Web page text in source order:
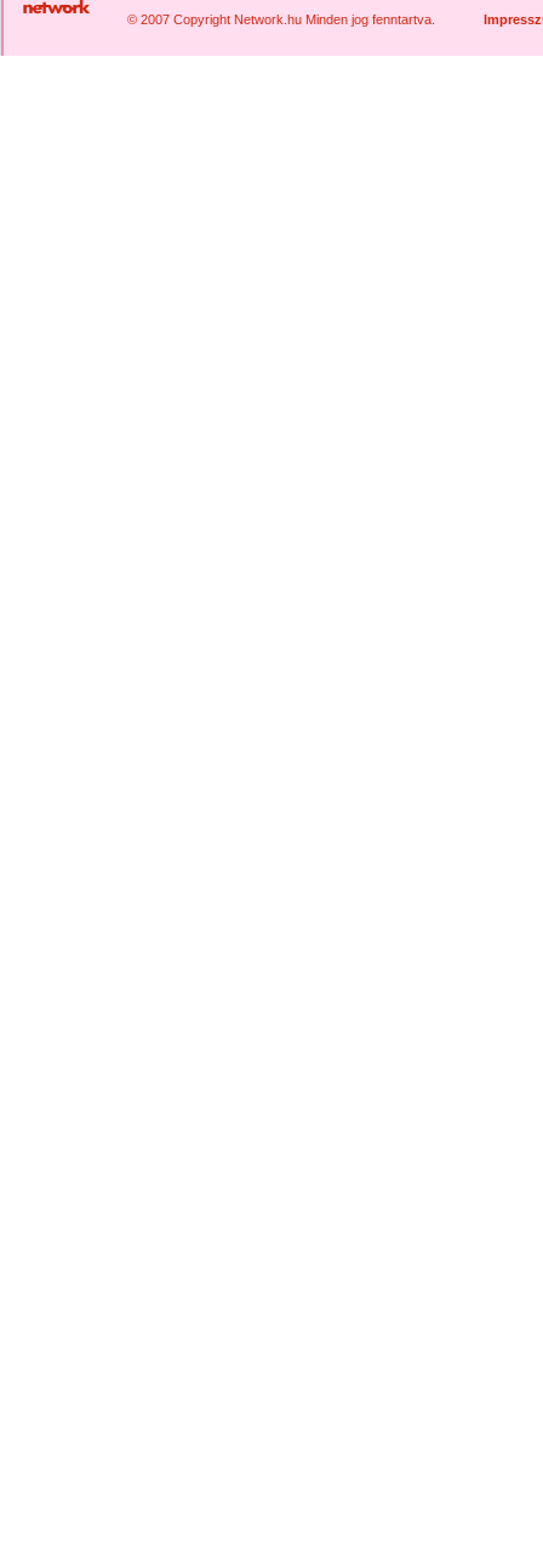
© 2007 Copyright Network.hu Minden jog fenntartva.